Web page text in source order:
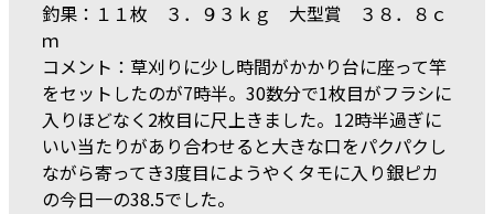
釣果：１１枚 ３．９３ｋｇ 大型賞 ３８．８ｃ
ｍ
コメント：草刈りに少し時間がかかり台に座って竿
をセットしたのが7時半。30数分で1枚目がフラシに
入りほどなく2枚目に尺上きました。12時半過ぎに
いい当たりがあり合わせると大きな口をパクパクし
ながら寄ってき3度目にようやくタモに入り銀ピカ
の今日一の38.5でした。